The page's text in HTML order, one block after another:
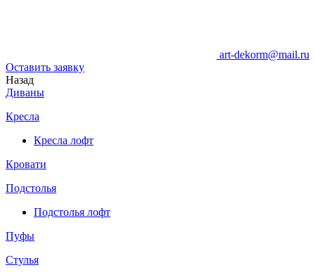
art-dekorm@mail.ru
Оставить заявку
Назад
Диваны
Кресла
Кресла лофт
Кровати
Подстолья
Подстолья лофт
Пуфы
Стулья